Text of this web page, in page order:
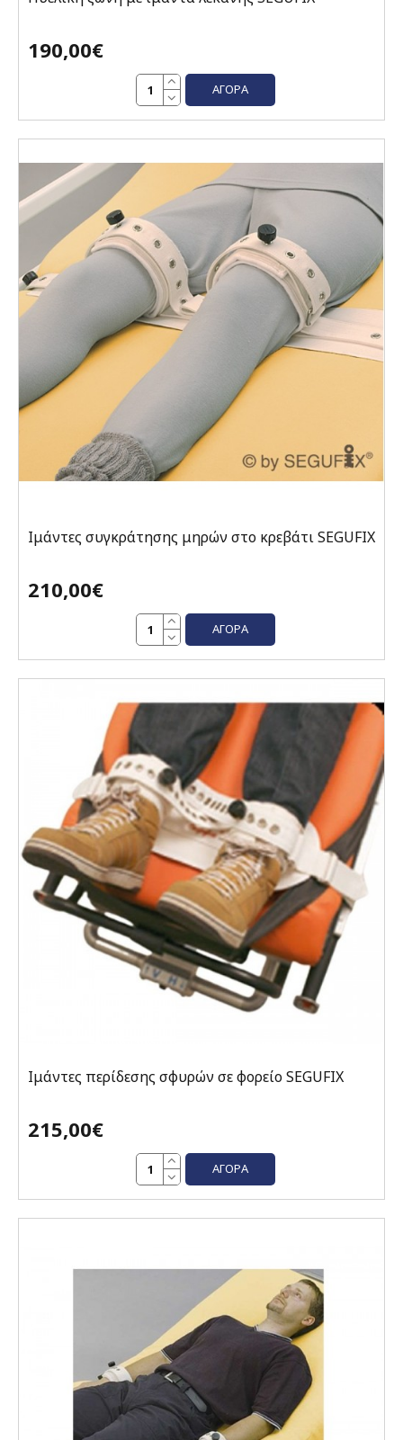
190,00€
ΑΓΟΡΆ
Ιμάντες συγκράτησης μηρών στο κρεβάτι SEGUFIX
210,00€
ΑΓΟΡΆ
Ιμάντες περίδεσης σφυρών σε φορείο SEGUFIX
215,00€
ΑΓΟΡΆ